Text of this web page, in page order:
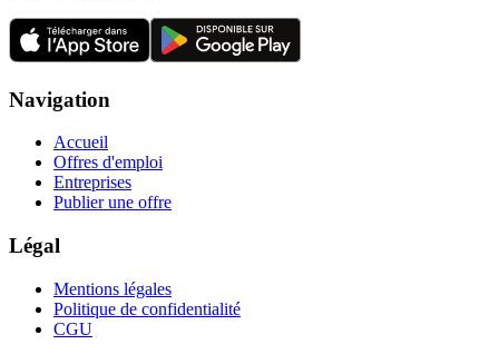
Navigation
Accueil
Offres d'emploi
Entreprises
Publier une offre
Légal
Mentions légales
Politique de confidentialité
CGU